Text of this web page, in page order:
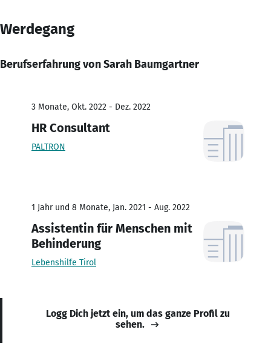
Werdegang
Berufserfahrung von Sarah Baumgartner
3 Monate, Okt. 2022 - Dez. 2022
HR Consultant
PALTRON
1 Jahr und 8 Monate, Jan. 2021 - Aug. 2022
Assistentin für Menschen mit
Behinderung
Lebenshilfe Tirol
Logg Dich jetzt ein, um das ganze Profil zu
sehen.